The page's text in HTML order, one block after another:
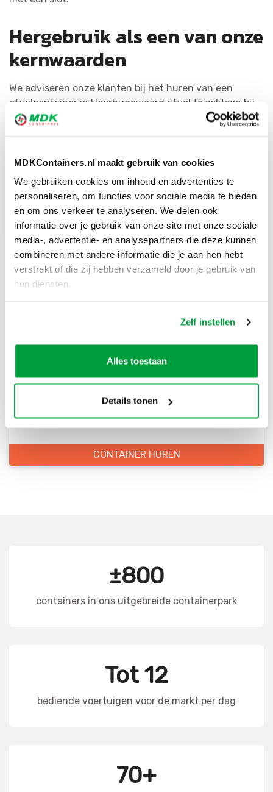
MDKContainers.nl maakt gebruik van cookies
We gebruiken cookies om inhoud en advertenties te
personaliseren, om functies voor sociale media te bieden
en om ons verkeer te analyseren. We delen ook
informatie over je gebruik van onze site met onze sociale
media-, advertentie- en analysepartners die deze kunnen
combineren met andere informatie die je aan hen hebt
verstrekt of die zij hebben verzameld door je gebruik van
hun diensten.
Zelf instellen
Alles toestaan
Details tonen
Hergebruik als een van onze
kernwaarden
We adviseren onze klanten bij het huren van een
afvalcontainer in Heerhugowaard afval te splitsen bij
de bron. Dit is kostenbesparend en levert de meest
zo efficiënt mogelijk en bewerken het tot herbruikbaar
materiaal of als bijkomende grondstof. Door middel van
ons brede netwerk hebben wij voor iedere afvalsoort
de geschikte bestemming.
Bestel direct je container
Scherpe prijzen
Snelle levering
Goede kwaliteit
CONTAINER HUREN
±800
containers in ons uitgebreide containerpark
Tot 12
bediende voertuigen voor de markt per dag
70+